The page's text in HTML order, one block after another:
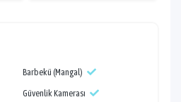
Barbekü (Mangal)
Güvenlik Kamerası